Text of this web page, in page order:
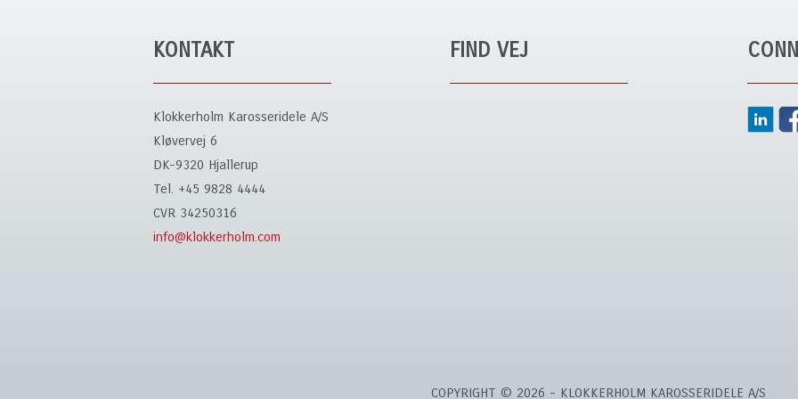
KONTAKT
Klokkerholm Karosseridele A/S
Kløvervej 6
DK-9320 Hjallerup
Tel. +45 9828 4444
CVR 34250316
info@klokkerholm.com
FIND VEJ
COPYRIGHT © 2026 - KLOKKERHOLM KAROSSERIDELE A/S